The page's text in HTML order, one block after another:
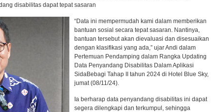
disabilitas dapat tepat sasaran
“Data ini mempermudah kami dalam memberikan
bantuan sosial secara tepat sasaran. Nantinya,
bantuan tersebut akan dievaluasi dan disesuaikan
dengan klasifikasi yang ada,” ujar Andi dalam
Pertemuan Pendamping dalam Rangka Updating
Data Penyandang Disabilitas Dalam Aplikasi
SidaBebagi Tahap II tahun 2024 di Hotel Blue Sky,
jumat (08/11/24).
Ia berharap data penyandang disabilitas ini dapat
segera dilengkapi dan terkumpul, sehingga